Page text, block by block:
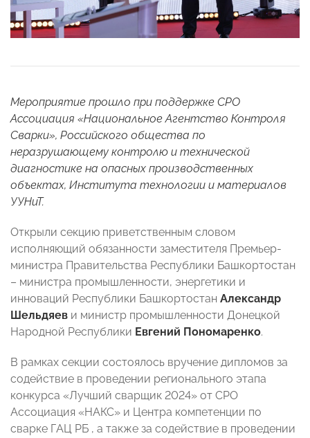
Мероприятие прошло при поддержке СРО
Ассоциация «Национальное Агентство Контроля
Сварки», Российского общества по
неразрушающему контролю и технической
диагностике на опасных производственных
объектах, Института технологии и материалов
УУНиТ.
Открыли секцию приветственным словом
исполняющий обязанности заместителя Премьер-
министра Правительства Республики Башкортостан
– министра промышленности, энергетики и
инноваций Республики Башкортостан Александр
Шельдяев и министр промышленности Донецкой
Народной Республики Евгений Пономаренко.
В рамках секции состоялось вручение дипломов за
содействие в проведении регионального этапа
конкурса «Лучший сварщик 2024» от СРО
Ассоциация «НАКС» и Центра компетенции по
сварке ГАЦ РБ , а также за содействие в проведении